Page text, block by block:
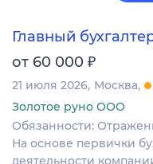
Главный
от 60 000 ₽
21 июля 2026 Москва
Золотое руно ООО
Обязанности:
На основе первички